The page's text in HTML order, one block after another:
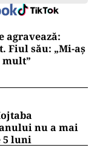
agravează:
Fiul său: „Mi-aș
mult”
nu a mai
5 luni